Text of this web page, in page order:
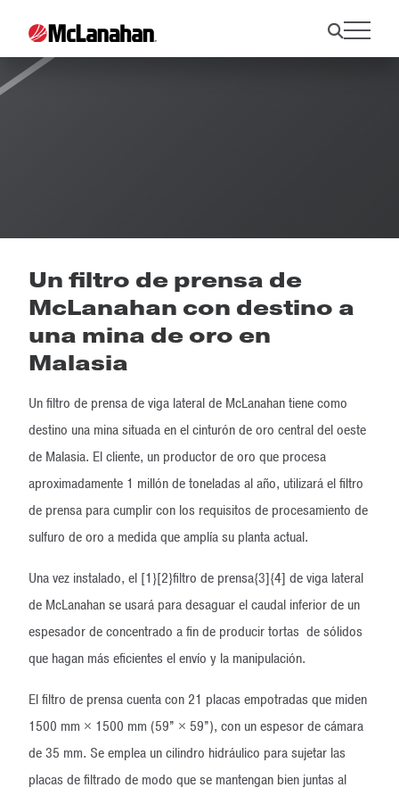
Noticias
Un filtro de prensa de
McLanahan con destino a
una mina de oro en
Malasia
Un filtro de prensa de viga lateral de McLanahan tiene como
destino una mina situada en el cinturón de oro central del oeste
de Malasia. El cliente, un productor de oro que procesa
aproximadamente 1 millón de toneladas al año, utilizará el filtro
de prensa para cumplir con los requisitos de procesamiento de
sulfuro de oro a medida que amplía su planta actual.
Una vez instalado, el [1}[2}filtro de prensa{3]{4] de viga lateral
de McLanahan se usará para desaguar el caudal inferior de un
espesador de concentrado a fin de producir tortas de sólidos
que hagan más eficientes el envío y la manipulación.
El filtro de prensa cuenta con 21 placas empotradas que miden
1500 mm × 1500 mm (59” × 59”), con un espesor de cámara
de 35 mm. Se emplea un cilindro hidráulico para sujetar las
placas de filtrado de modo que se mantengan bien juntas al